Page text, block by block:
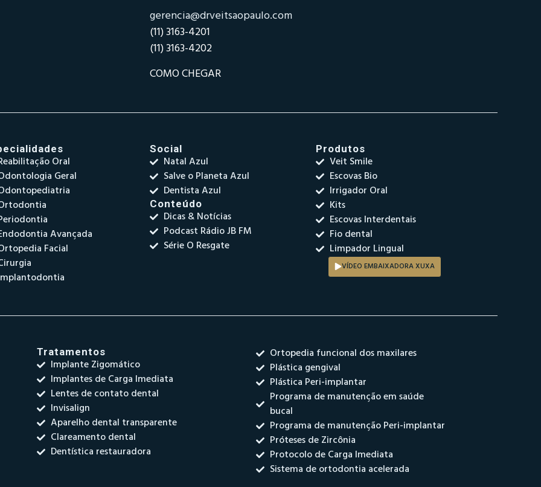
gerencia@drveitsaopaulo.com
(11) 3163-4201
(11) 3163-4202
COMO CHEGAR
Oral
Geral
Avançada
Facial
Social
Natal Azul
Salve o Planeta Azul
Dentista Azul
Conteúdo
Dicas & Notícias
Podcast Rádio JB FM
Série O Resgate
Produtos
Veit Smile
Escovas Bio
Irrigador Oral
Kits
Escovas Interdentais
Fio dental
Limpador Lingual
VÍDEO EMBAIXADORA XUXA
Tratamentos
Implante Zigomático
Implantes de Carga Imediata
Lentes de contato dental
Invisalign
Aparelho dental transparente
Clareamento dental
Dentística restauradora
Ortopedia funcional dos maxilares
Plástica gengival
Plástica Peri-implantar
Programa de manutenção em saúde
bucal
Programa de manutenção Peri-implantar
Próteses de Zircônia
Protocolo de Carga Imediata
Sistema de ortodontia acelerada